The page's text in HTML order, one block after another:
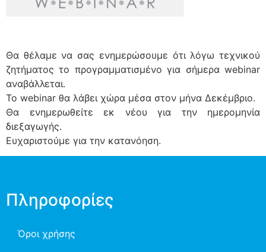
Θα θέλαμε να σας ενημερώσουμε ότι λόγω τεχνικού
ζητήματος το προγραμματισμένο για σήμερα webinar
αναβάλλεται.
Το webinar θα λάβει χώρα μέσα στον μήνα Δεκέμβριο.
Θα ενημερωθείτε εκ νέου για την ημερομηνία
διεξαγωγής.
Ευχαριστούμε για την κατανόηση.
Πληροφορίες
Όροι χρήσης